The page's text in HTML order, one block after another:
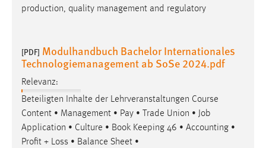
production, quality management and regulatory
[PDF] Modulhandbuch Bachelor Internationales
Technologiemanagement ab SoSe 2024.pdf
Relevanz:
Beteiligten Inhalte der Lehrveranstaltungen Course
Content • Management • Pay • Trade Union • Job
Application • Culture • Book Keeping 46 • Accounting •
Profit + Loss • Balance Sheet •
Facebook
Conversion-Tracking
Cookie Laufzeit:
3 Monate
EXTERNE MEDIEN